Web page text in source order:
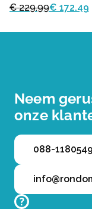
€ 229.99€ 172.49
Neem
onze
088-1180549